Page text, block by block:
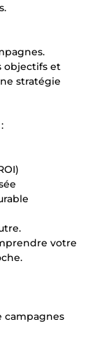
objectifs et
stratégie
votre
campagnes